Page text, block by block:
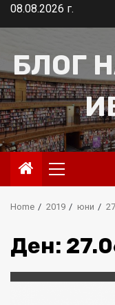
Skip08.08.2026 г.
БЛОГ
Primary
Menu
Home 2019 юни 27
Ден: